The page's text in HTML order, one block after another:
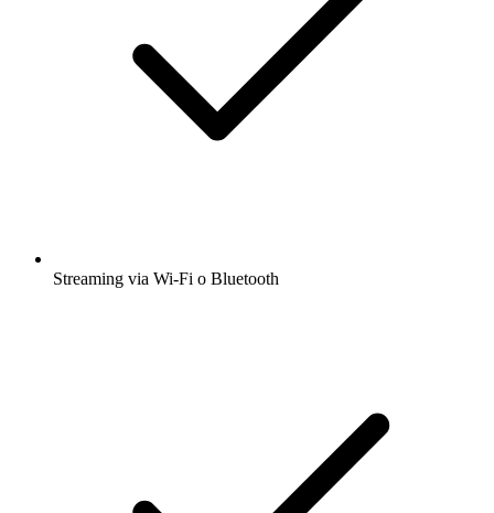
Streaming via Wi-Fi o Bluetooth